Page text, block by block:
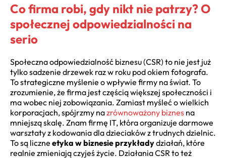
Co firma robi, gdy nikt nie patrzy? O
społecznej odpowiedzialności na
serio
Społeczna odpowiedzialność biznesu (CSR) to nie jest już
tylko sadzenie drzewek raz w roku pod okiem fotografa.
To strategiczne myślenie o wpływie firmy na świat. To
zrozumienie, że firma jest częścią większej społeczności i
ma wobec niej zobowiązania. Zamiast myśleć o wielkich
korporacjach, spójrzmy nazrównoważony biznes na
mniejszą skalę. Znam firmę IT, która organizuje darmowe
warsztaty z kodowania dla dzieciaków z trudnych dzielnic.
To są liczne etyka w biznesie przykładydziałań, które
realnie zmieniają czyjeś życie. Działania CSR to też